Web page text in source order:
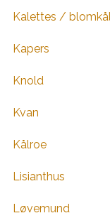
Kalettes /
Kapers
Knold
Kvan
Kålroe
Lisianthus
Løvemund